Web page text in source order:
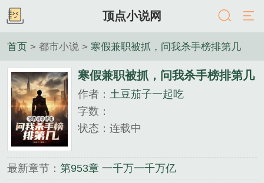
顶点小说网
首页 > 都市小说 > 寒假兼职被抓，问我杀手榜排第几
寒假兼职被抓，问我杀手榜排第几
作者： 土豆茄子一起吃
字数：
状态：连载中
最新章节： 第953章 一千万一千万亿